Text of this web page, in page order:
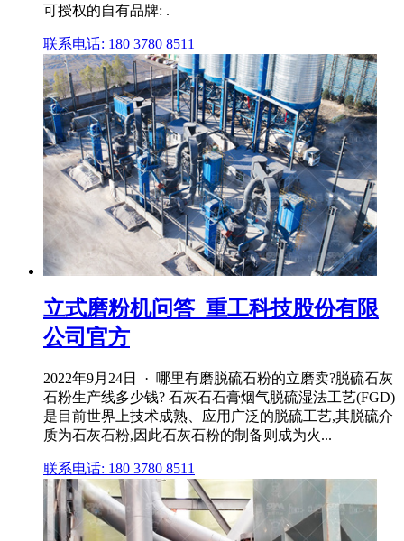
可授权的自有品牌: .
联系电话: 180 3780 8511
立式磨粉机问答_重工科技股份有限
公司官方
2022年9月24日 · 哪里有磨脱硫石粉的立磨卖?脱硫石灰
石粉生产线多少钱? 石灰石石膏烟气脱硫湿法工艺(FGD)
是目前世界上技术成熟、应用广泛的脱硫工艺,其脱硫介
质为石灰石粉,因此石灰石粉的制备则成为火...
联系电话: 180 3780 8511